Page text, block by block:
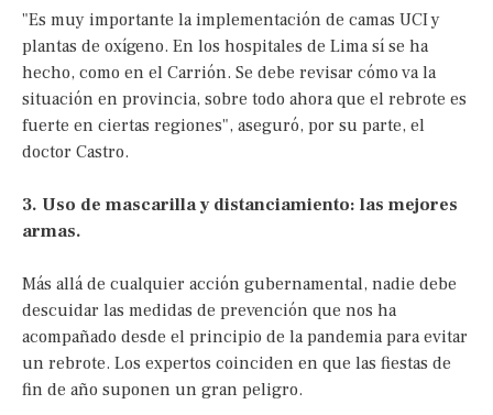
"Es muy importante la implementación de camas UCI y
plantas de oxígeno. En los hospitales de Lima sí se ha
hecho, como en el Carrión. Se debe revisar cómo va la
situación en provincia, sobre todo ahora que el rebrote es
fuerte en ciertas regiones", aseguró, por su parte, el
doctor Castro.
3. Uso de mascarilla y distanciamiento: las mejores
armas.
Más allá de cualquier acción gubernamental, nadie debe
descuidar las medidas de prevención que nos ha
acompañado desde el principio de la pandemia para evitar
un rebrote. Los expertos coinciden en que las fiestas de
fin de año suponen un gran peligro.